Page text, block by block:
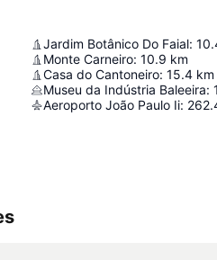
Jardim Botânico Do Faial:
Monte Carneiro: 10.9 km
Casa do Cantoneiro: 15.4 km
Museu da Indústria Baleeira:
Aeroporto João Paulo Ii: